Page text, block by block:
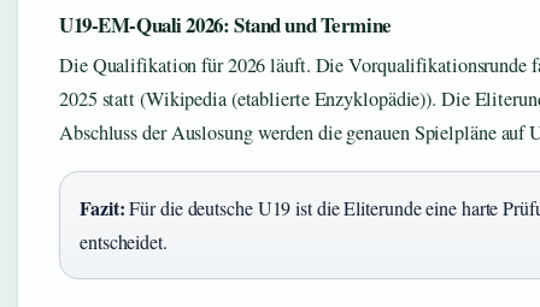
U19-EM-Quali 2026: Stand und Termine
Die Qualifikation für 2026 läuft. Die Vorqualifikationsrunde
2025 statt (Wikipedia (etablierte Enzyklopädie)). Die
Abschluss der Auslosung werden die genauen Spielpläne
Fazit:Für die deutsche U19 ist die Eliterunde eine harte
entscheidet.